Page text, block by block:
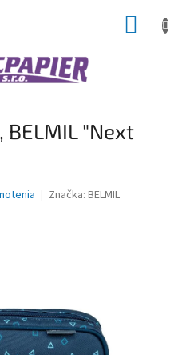
BELMIL "Next
Značka: BELMIL